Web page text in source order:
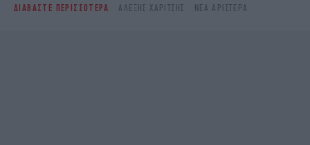
ΔΙΑΒΑΣΤΕ ΠΕΡΙΣΣΟΤΕΡΑ ΑΛΈΞΗΣ ΧΑΡΊΤΣΗΣ ΝΈΑ ΑΡΙΣΤΕΡΆ